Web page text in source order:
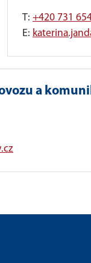
T: +420 731
E:
a